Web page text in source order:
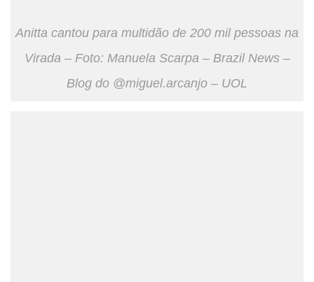
Anitta cantou para multidão de 200 mil pessoas na
Virada – Foto: Manuela Scarpa – Brazil News –
Blog do @miguel.arcanjo – UOL